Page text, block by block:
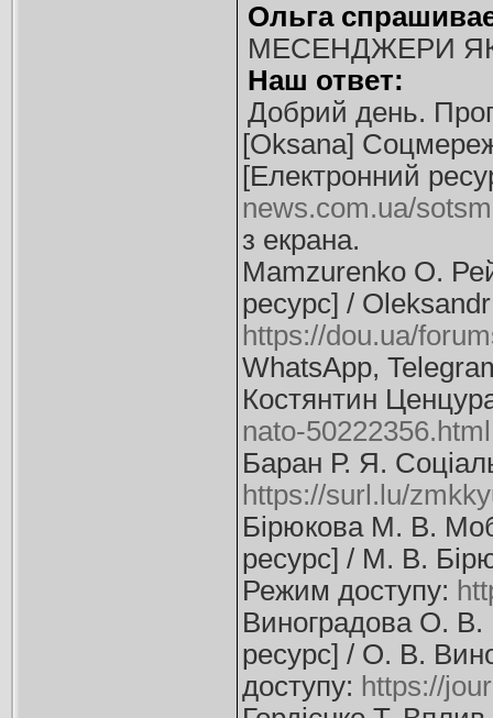
Ольга
МЕСЕНДЖЕРИ ЯК
Наш ответ:
Добрий день.
[Oksana]
[Електронний
news.com.ua/
з екрана.
Mamzurenko O.
ресурс] /
https://dou.ua/
WhatsApp,
Костянтин
nato-50222356.html
Баран Р. Я.
https://surl.lu/
Бірюкова М. В.
ресурс] / М. В.
Режим доступу:
Виноградова О. В.
ресурс] / О. В.
доступу: https://